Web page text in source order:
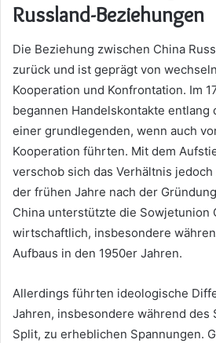
Russland-Beziehungen
Die Beziehung zwischen China
zurück und ist geprägt von
Kooperation und Konfrontation. Im
begannen Handelskontakte entlang
einer grundlegenden, wenn auch
Kooperation führten. Mit dem
verschob sich das Verhältnis jedoch
der frühen Jahre nach der
China unterstützte die Sowjetunion
wirtschaftlich, insbesondere
Aufbaus in den 1950er Jahren.
Allerdings führten ideologische
Jahren, insbesondere während des
Split, zu erheblichen Spannungen.